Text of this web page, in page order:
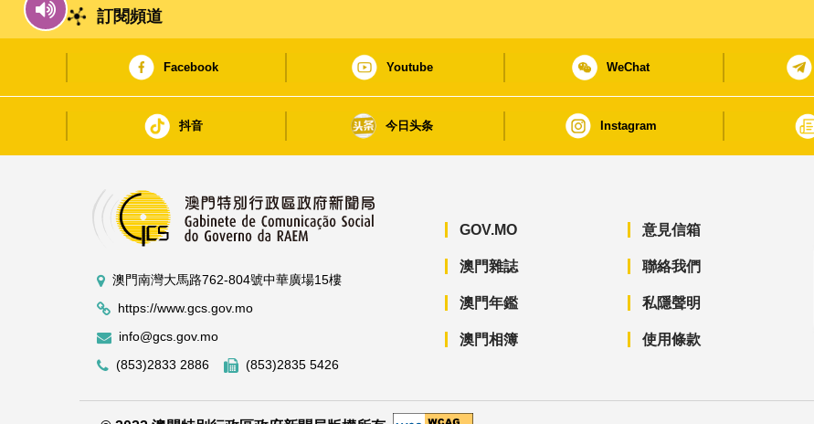
訂閱頻道
Facebook Youtube WeChat
抖音 今日头条 Instagram
澳門南灣大馬路762-804號中華廣場15樓
https://www.gcs.gov.mo
info@gcs.gov.mo
(853)2833 2886
(853)2835 5426
GOV.MO
澳門雜誌
澳門年鑑
澳門相簿
意見信箱
聯絡我們
私隱聲明
使用條款